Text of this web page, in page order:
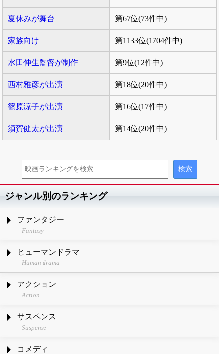
夏休みが舞台 第67位(73件中)
家族向け 第1133位(1704件中)
水田伸生監督が制作 第9位(12件中)
西村雅彦が出演 第18位(20件中)
篠原涼子が出演 第16位(17件中)
須賀健太が出演 第14位(20件中)
ジャンル別のランキング
ファンタジー
Fantasy
ヒューマンドラマ
Human drama
アクション
Action
サスペンス
Suspense
コメディ